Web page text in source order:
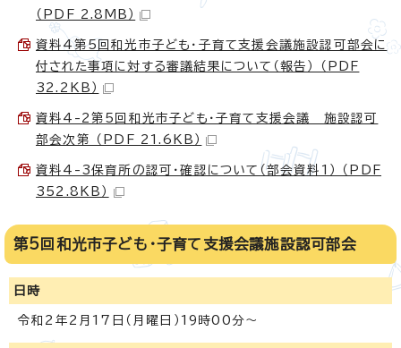
（PDF 2.8MB）
資料4第5回和光市子ども・子育て支援会議施設認可部会に
付された事項に対する審議結果について（報告） （PDF
32.2KB）
資料4-2第5回和光市子ども・子育て支援会議 施設認可
部会次第 （PDF 21.6KB）
資料4-3保育所の認可・確認について（部会資料1） （PDF
352.8KB）
第5回和光市子ども・子育て支援会議施設認可部会
日時
令和2年2月17日（月曜日）19時00分～